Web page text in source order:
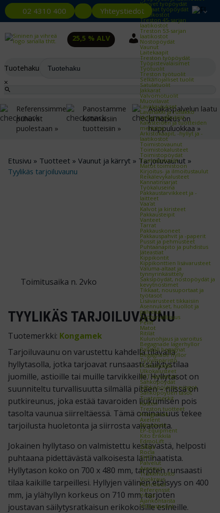
02 4310 400 Yhteystiedot
Kevyet työpöydät
Raskaat työpöydät
Laatikostot
Treston 45-sarjan
laatikostot
Treston 53-sarjan
laatikostot
Nostopöydät
Vaunut
Laitekaapit
Treston työpöydät
Työpistevalaisimet
Työtuolit
Treston työtuolit
Selkänojalliset tuolit
Satulatuolit
Jakkarat
Valvomotuolit
Muovilavat
Lavakaulukset
Lavahäkki ja rullakko
Hyllyt ja väliritilät
Kalusteiden ja tuotteiden
merkintä
Arkistokaapit, -hyllyt ja -
laatikostot
Toimistovaunut
Toimistokalusteet
Toimistopöydät
Toimistotuolit
Matot toimistoon
Kirjoitus- ja ilmoitustaulut
Reikälevykalusteet
Kannatinsarjat
Työkaluseinä
Pakkaustarvikkeet ja -
laitteet
Vaa'at
Kalvot ja kiristeet
Pakkausteipit
Vanteet
Tarrat
Pakkauskoneet
Pakkauspahvit ja -paperit
Pussit ja pehmusteet
Puhtaanapito ja puhdistus
Jäteastiat
Kippikontit
Kippikonttien lisävarusteet
Valuma-altaat ja
tynnyrinkäsittely
Saksipöydät, nostopöydät ja
kevytnostimet
Tikkaat, nousuportaat ja
työtasot
Lisävarusteet tikkaisiin
Asennukset, huollot ja
palvelut
Työturvallisuus
Peilit
Matot
Ritilät
Kulunohjaus ja varoitus
Begagnade lagerhyllor
Pallställ begagnat
Begagnade hyllor
Työympäristö
Potkulaudat
Ulkokalusteet
RST-kalusteet
Sähköpöydät
Sähköpöytien rungot
Sähköpöytien tasot
Tuotemerkit
Kasten
Treston tuotteet
Kongamek
Axelent
Mitsubishi
EP-Equipment
Kito Erikkilä
EdmoLift
Zallys
Rocla
THTT
Palvelut
Asennus
Trukkihuolto
Vuokraus
Punchout
Referenssit
Yritys
Ajankohtaista
Yhteystiedot
25,5 % ALV
Tuotehaku
×
Referenssimme
puhuvat
puolestaan »
Panostamme
kotimaisiin
tuotteisiin »
Asiakaspalvelun laatu
ja nopeus on
huippuluokkaa »
Etusivu » Tuotteet » Vaunut ja kärryt » Tarjoiluvaunut »
Tyylikäs tarjoiluvaunu
Toimitusaika n. 2vko
TYYLIKÄS TARJOILUVAUNU
Tuotemerkki: Kongamek
Tarjoiluvaunu on varustettu kahdella tilavalla
hyllytasolla, jotka tarjoavat runsaasti säilytystilaa
juomille, astioille tai muille tarvikkeille. Hyllytasot on
suunniteltu turvallisuutta silmällä pitäen – niissä on
putkireunus, joka estää tavaroiden liukumisen pois
tasolta vaunua siirreltäessä. Tämä ominaisuus tekee
tarjoilusta huoletonta ja siirrosta vaivatonta.
Jokainen hyllytaso on valmistettu kestävästä, helposti
puhtaana pidettävästä valkoisesta laminaatista.
Hyllytason koko on 700 x 480 mm, tarjoten runsaasti
tilaa kaikille tarpeillesi. Hyllyjen välinen etäisyys on 400
mm, ja ylähyllyn korkeus on 710 mm, tarjoten
joustavan säilytysratkaisun erikokoisille esineille.